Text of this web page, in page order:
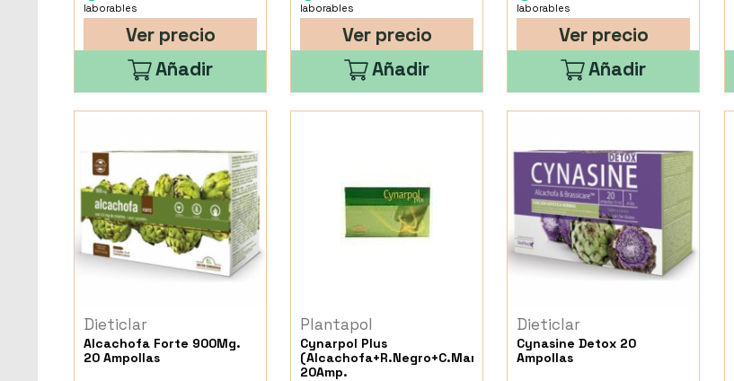
laborables
Ver precio
Añadir
laborables
Ver precio
Añadir
laborables
Ver precio
Añadir
Dieticlar
Alcachofa Forte 900Mg.
20 Ampollas
Plantapol
Cynarpol Plus
(Alcachofa+R.Negro+C.Mariano)
20Amp.
Dieticlar
Cynasine Detox 20
Ampollas